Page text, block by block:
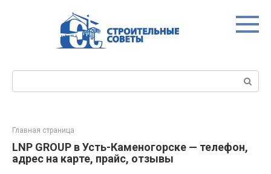
Главная страница
LNP GROUP в Усть-Каменогорске — телефон,
адрес на карте, прайс, отзывы